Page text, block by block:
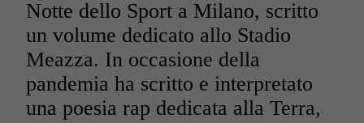
Notte dello Sport a Milano, scritto
un volume dedicato allo Stadio
Meazza. In occasione della
pandemia ha scritto e interpretato
una poesia rap dedicata alla Terra,